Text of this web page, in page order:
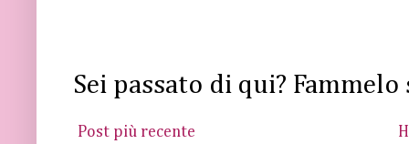
Sei passato di qui?
Post più recente